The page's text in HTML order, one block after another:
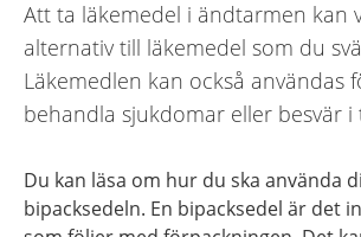
Att ta läkemedel i ändtarmen kan
alternativ till läkemedel som du
Läkemedlen kan också användas
behandla sjukdomar eller besvär i
Du kan läsa om hur du ska använda
bipacksedeln. En bipacksedel är det